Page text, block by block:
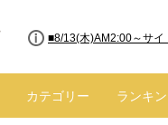
■8/13(木)AM2:00～サ
カテゴリー ランキ